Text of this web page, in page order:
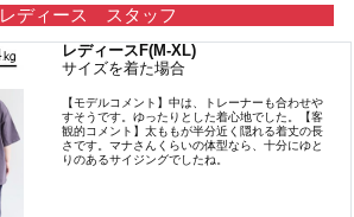
レディース スタッフ
レディースF(M-XL)
サイズを着た場合
【モデルコメント】中は、トレーナーも合わせや
すそうです。ゆったりとした着心地でした。【客
観的コメント】太ももが半分近く隠れる着丈の長
さです。マナさんくらいの体型なら、十分にゆと
りのあるサイジングでしたね。